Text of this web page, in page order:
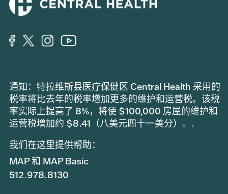
通知：特拉维斯县医疗保健区 Central Health 采用的
税率将比去年的税率增加更多的维护和运营税。该税
率实际上提高了 8%，将使 $100,000 房屋的维护和
运营税增加约 $8.41（八美元四十一美分）。.
我们在这里提供帮助：
MAP 和 MAP Basic
512.978.8130